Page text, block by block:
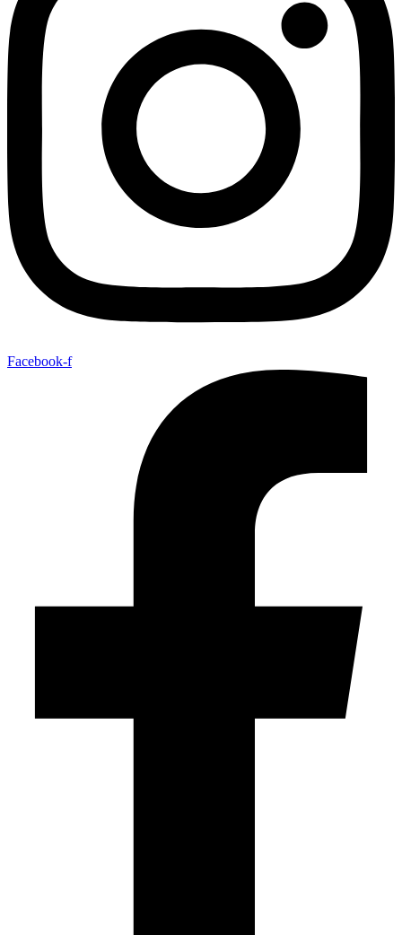
Facebook-f